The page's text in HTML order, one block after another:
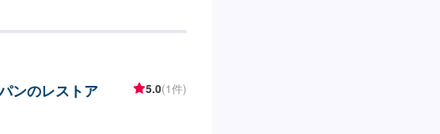
、ご来店を心からお待ちしておりま
積りにご納得いただければ作業開始
ンのレストア 5.0(1件)